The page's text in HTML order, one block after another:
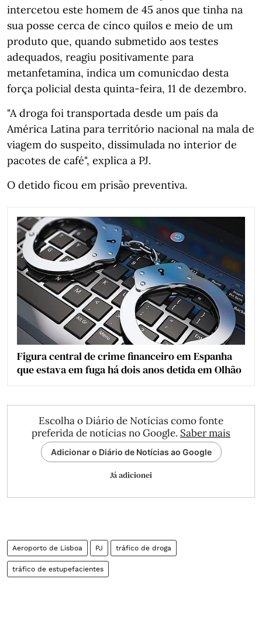
intercetou este homem de 45 anos que tinha na
sua posse cerca de cinco quilos e meio de um
produto que, quando submetido aos testes
adequados, reagiu positivamente para
metanfetamina, indica um comunicdao desta
força policial desta quinta-feira, 11 de dezembro.
"A droga foi transportada desde um país da
América Latina para território nacional na mala de
viagem do suspeito, dissimulada no interior de
pacotes de café", explica a PJ.
O detido ficou em prisão preventiva.
Figura central de crime financeiro em Espanha
que estava em fuga há dois anos detida em Olhão
Escolha o Diário de Notícias como fonte
preferida de notícias no Google. Saber mais
Adicionar o Diário de Notícias ao Google
Já adicionei
Aeroporto de Lisboa PJ tráfico de droga
tráfico de estupefacientes